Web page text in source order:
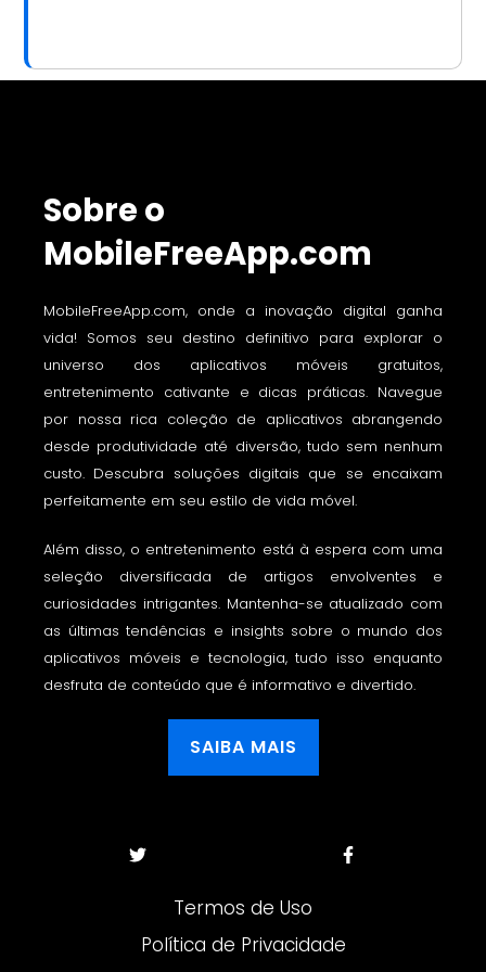
Sobre o
MobileFreeApp.com
MobileFreeApp.com, onde a inovação digital ganha
vida! Somos seu destino definitivo para explorar o
universo dos aplicativos móveis gratuitos,
entretenimento cativante e dicas práticas. Navegue
por nossa rica coleção de aplicativos abrangendo
desde produtividade até diversão, tudo sem nenhum
custo. Descubra soluções digitais que se encaixam
perfeitamente em seu estilo de vida móvel.
Além disso, o entretenimento está à espera com uma
seleção diversificada de artigos envolventes e
curiosidades intrigantes. Mantenha-se atualizado com
as últimas tendências e insights sobre o mundo dos
aplicativos móveis e tecnologia, tudo isso enquanto
desfruta de conteúdo que é informativo e divertido.
SAIBA MAIS
Termos de Uso
Política de Privacidade